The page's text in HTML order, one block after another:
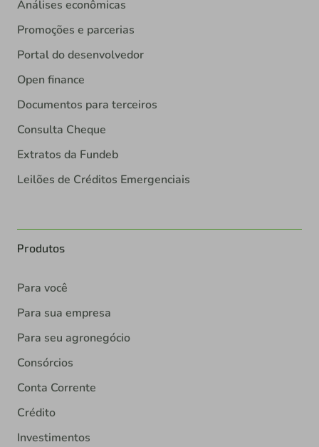
Análises econômicas
Promoções e parcerias
Portal do desenvolvedor
Open finance
Documentos para terceiros
Consulta Cheque
Extratos da Fundeb
Leilões de Créditos Emergenciais
Produtos
Para você
Para sua empresa
Para seu agronegócio
Consórcios
Conta Corrente
Crédito
Investimentos